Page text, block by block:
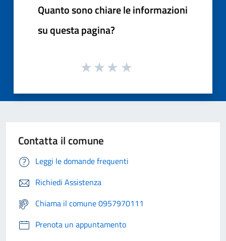
Quanto sono chiare le informazioni
su questa pagina?
Contatta il comune
Leggi le domande frequenti
Richiedi Assistenza
Chiama il comune 0957970111
Prenota un appuntamento